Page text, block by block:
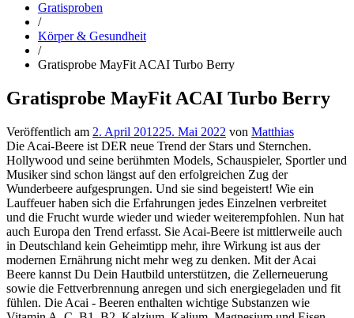
Gratisproben
/
Körper & Gesundheit
/
Gratisprobe MayFit ACAI Turbo Berry
Gratisprobe MayFit ACAI Turbo Berry
Veröffentlich am 2. April 201225. Mai 2022 von Matthias
Die Acai-Beere ist DER neue Trend der Stars und Sternchen.
Hollywood und seine berühmten Models, Schauspieler, Sportler und
Musiker sind schon längst auf den erfolgreichen Zug der
Wunderbeere aufgesprungen. Und sie sind begeistert! Wie ein
Lauffeuer haben sich die Erfahrungen jedes Einzelnen verbreitet
und die Frucht wurde wieder und wieder weiterempfohlen. Nun hat
auch Europa den Trend erfasst. Sie Acai-Beere ist mittlerweile auch
in Deutschland kein Geheimtipp mehr, ihre Wirkung ist aus der
modernen Ernährung nicht mehr weg zu denken. Mit der Acai
Beere kannst Du Dein Hautbild unterstützen, die Zellerneuerung
sowie die Fettverbrennung anregen und sich energiegeladen und fit
fühlen. Die Acai - Beeren enthalten wichtige Substanzen wie